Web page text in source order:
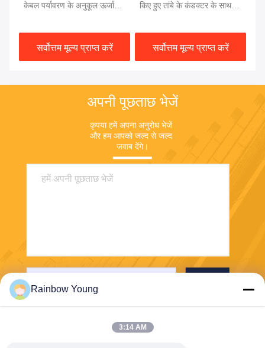
केबल पर्यावरण के अनुकूल ऊर्जा
सर्वोत्तम मूल्य प्राप्त करें
किए हुए तांबे के कंडक्टर के साथ
सर्वोत्तम मूल्य प्राप्त करें
अपनी पूछताछ भेजें
कृपया हमें अपना अनुरोध भेजें
और हम आपको जल्द से जल्द
जवाब देंगे।
Rainbow Young
3:14 AM